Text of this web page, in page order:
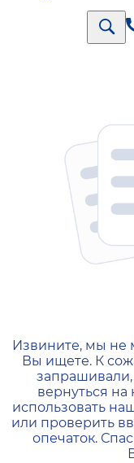
404 —
Извините, мы не
Вы ищете. К
вернуться
использовать
или проверить
опечаток.